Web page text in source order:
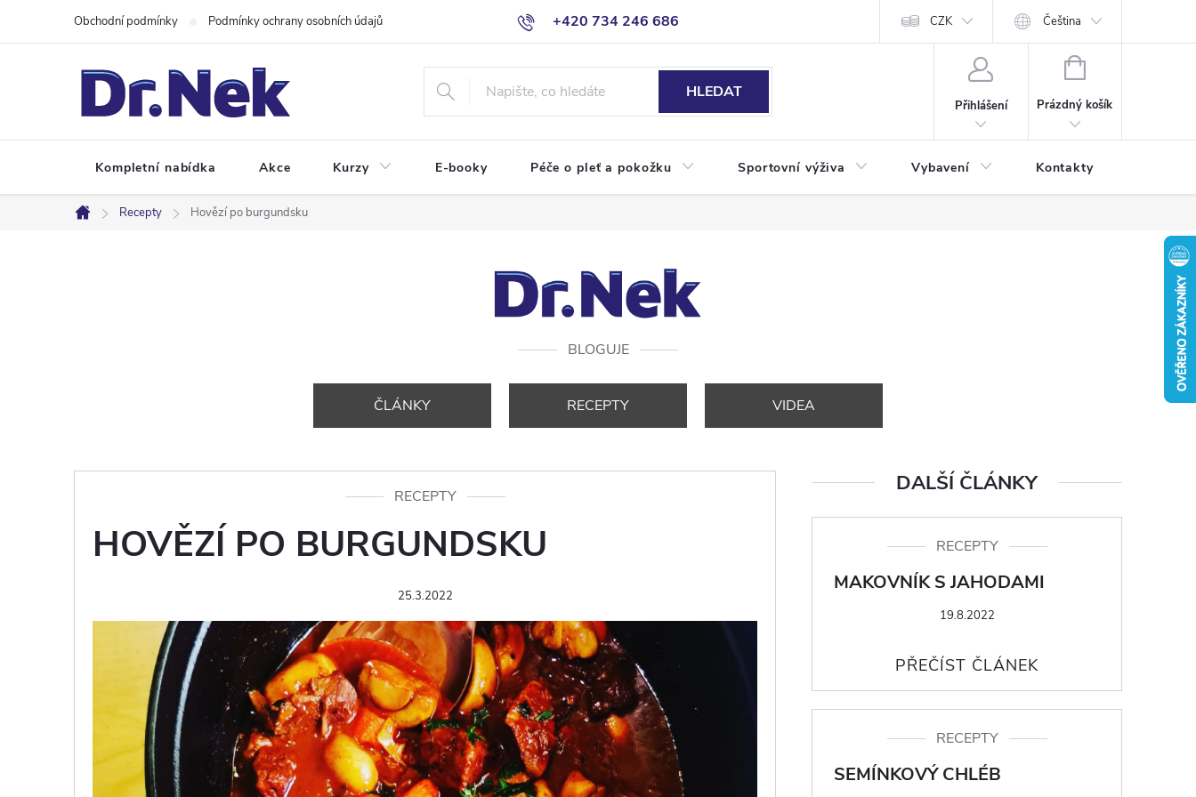
+420 734 246 686
Obchodní podmínky Podmínky ochrany osobních údajů CZK Čeština
HLEDAT
Přihlášení
NÁKUPNÍ
Prázdný košík
Kompletní nabídka Akce Kurzy E-booky Péče o pleť a pokožku Sportovní výživa Vybavení Kontakty
Domů
Recepty Hovězí po burgundsku
BLOGUJE
ČLÁNKY RECEPTY VIDEA
RECEPTY
HOVĚZÍ PO BURGUNDSKU
25.3.2022
DALŠÍ ČLÁNKY
RECEPTY
MAKOVNÍK S JAHODAMI
19.8.2022
RECEPTY
SEMÍNKOVÝ CHLÉB